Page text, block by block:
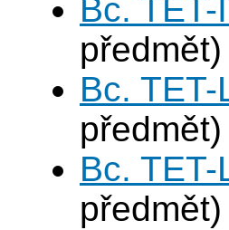
Bc.
předmět)
Bc.
předmět)
Bc.
předmět)